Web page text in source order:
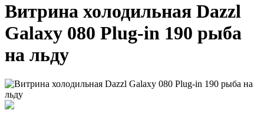
Витрина холодильная Dazzl
Galaxy 080 Plug-in 190 рыба
на льду